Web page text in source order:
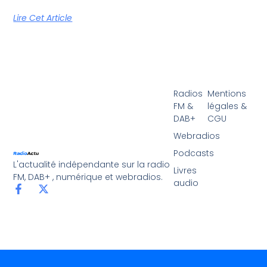
Lire Cet Article
L'actualité indépendante sur la radio
FM, DAB+ , numérique et webradios.
Radios
FM &
DAB+
Webradios
Podcasts
Livres
audio
Mentions
légales &
CGU